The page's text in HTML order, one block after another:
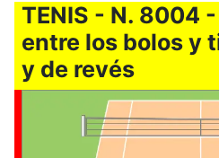
TENIS - N. 8004
entre los bolos y
y de revés